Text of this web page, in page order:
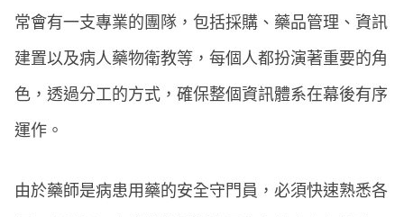
常會有一支專業的團隊，包括採購、藥品管理、資訊
建置以及病人藥物衛教等，每個人都扮演著重要的角
色，透過分工的方式，確保整個資訊體系在幕後有序
運作。
由於藥師是病患用藥的安全守門員，必須快速熟悉各